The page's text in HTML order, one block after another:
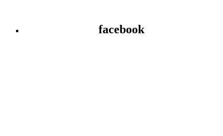
facebook